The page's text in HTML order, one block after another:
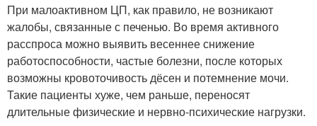
При малоактивном ЦП, как правило, не возникают
жалобы, связанные с печенью. Во время активного
расспроса можно выявить весеннее снижение
работоспособности, частые болезни, после которых
возможны кровоточивость дёсен и потемнение мочи.
Такие пациенты хуже, чем раньше, переносят
длительные физические и нервно-психические нагрузки.